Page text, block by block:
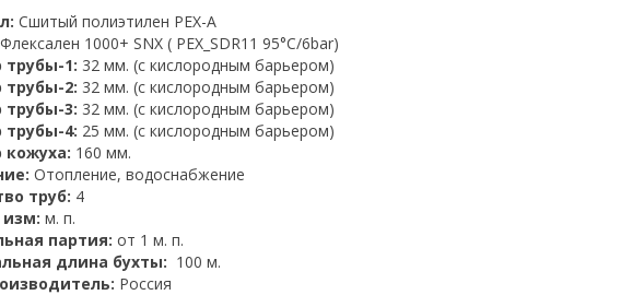
Сшитый полиэтилен PEX-A
Флексален 1000+ SNX ( PEX_SDR11 95°C/6bar)
1: 32 мм. (с кислородным барьером)
2: 32 мм. (с кислородным барьером)
3: 32 мм. (с кислородным барьером)
4: 25 мм. (с кислородным барьером)
160 мм.
Отопление, водоснабжение
труб: 4
м. п.
партия: от 1 м. п.
длина бухты: 100 м.
Россия